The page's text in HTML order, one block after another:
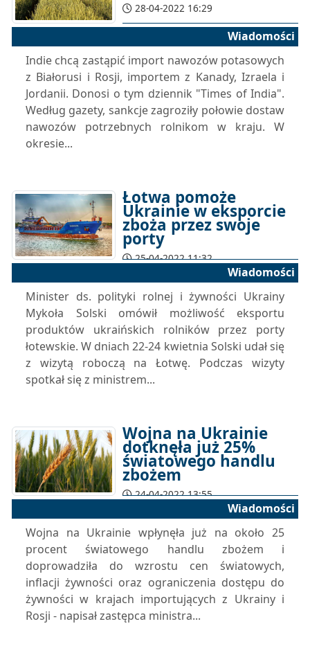
28-04-2022 16:29
Wiadomości
Indie chcą zastąpić import nawozów potasowych
z Białorusi i Rosji, importem z Kanady, Izraela i
Jordanii. Donosi o tym dziennik "Times of India".
Według gazety, sankcje zagroziły połowie dostaw
nawozów potrzebnych rolnikom w kraju. W
okresie...
Łotwa pomoże
Ukrainie w eksporcie
zboża przez swoje
porty
25-04-2022 11:32
Wiadomości
Minister ds. polityki rolnej i żywności Ukrainy
Mykoła Solski omówił możliwość eksportu
produktów ukraińskich rolników przez porty
łotewskie. W dniach 22-24 kwietnia Solski udał się
z wizytą roboczą na Łotwę. Podczas wizyty
spotkał się z ministrem...
Wojna na Ukrainie
dotknęła już 25%
światowego handlu
zbożem
24-04-2022 13:55
Wiadomości
Wojna na Ukrainie wpłynęła już na około 25
procent światowego handlu zbożem i
doprowadziła do wzrostu cen światowych,
inflacji żywności oraz ograniczenia dostępu do
żywności w krajach importujących z Ukrainy i
Rosji - napisał zastępca ministra...